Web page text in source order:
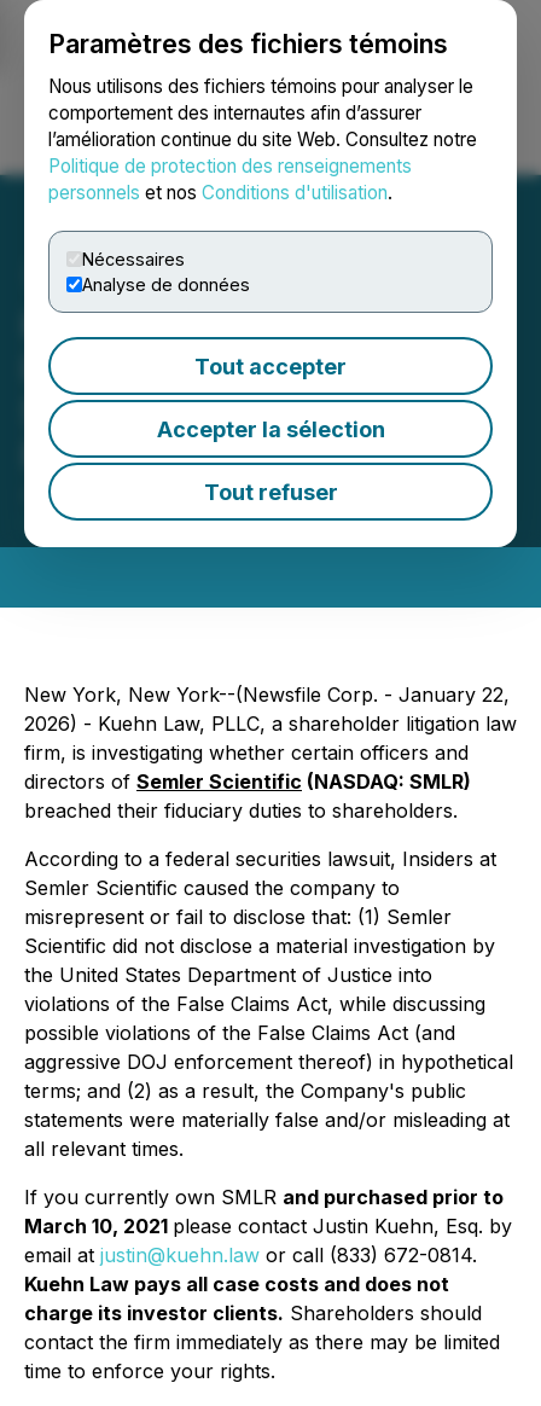
Paramètres des fichiers témoins
Nous utilisons des fichiers témoins pour analyser le
comportement des internautes afin d’assurer
l’amélioration continue du site Web. Consultez notre
Politique de protection des renseignements
personnels et nos Conditions d'utilisation.
Nécessaires
Analyse de données
Tout accepter
Accepter la sélection
Tout refuser
Ouvrir une session Recherche English
Kuehn Law Encourages
Investors of Semler
Scientific to Contact Law
Firm
January 22, 2026 10:03 AM EST | Source:
Law, PLLC
New York, New York--(Newsfile Corp. - January 22,
2026) - Kuehn Law, PLLC, a shareholder litigation law
firm, is investigating whether certain officers and
directors of Semler Scientific (NASDAQ: SMLR)
breached their fiduciary duties to shareholders.
According to a federal securities lawsuit, Insiders at
Semler Scientific caused the company to
misrepresent or fail to disclose that: (1) Semler
Scientific did not disclose a material investigation by
the United States Department of Justice into
violations of the False Claims Act, while discussing
possible violations of the False Claims Act (and
aggressive DOJ enforcement thereof) in hypothetical
terms; and (2) as a result, the Company's public
statements were materially false and/or misleading at
all relevant times.
If you currently own SMLR and purchased prior to
March 10, 2021 please contact Justin Kuehn, Esq. by
email at justin@kuehn.law or call (833) 672-0814.
Kuehn Law pays all case costs and does not
charge its investor clients. Shareholders should
contact the firm immediately as there may be limited
time to enforce your rights.